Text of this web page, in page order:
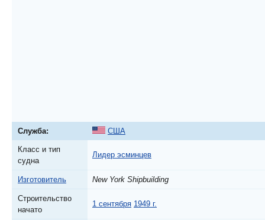
Служба: США
Класс и тип
судна
Лидер эсминцев
Изготовитель New York Shipbuilding
Строительство
начато
1 сентября 1949 г.